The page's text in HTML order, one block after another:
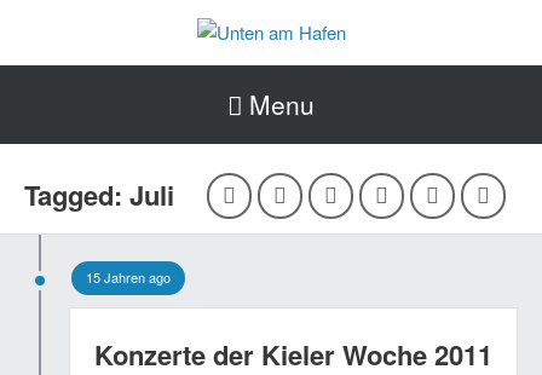
Menu
Tagged: Juli
15 Jahren ago
Konzerte der Kieler Woche 2011